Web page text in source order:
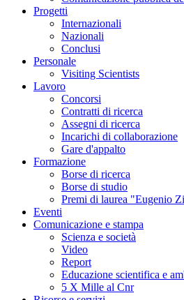
Progetti
Internazionali
Nazionali
Conclusi
Personale
Visiting Scientists
Lavoro
Concorsi
Contratti di ricerca
Assegni di ricerca
Incarichi di collaborazione
Gare d'appalto
Formazione
Borse di ricerca
Borse di studio
Premi di laurea "Eugenio
Eventi
Comunicazione e stampa
Scienza e società
Video
Report
Educazione scientifica e
5 X Mille al Cnr